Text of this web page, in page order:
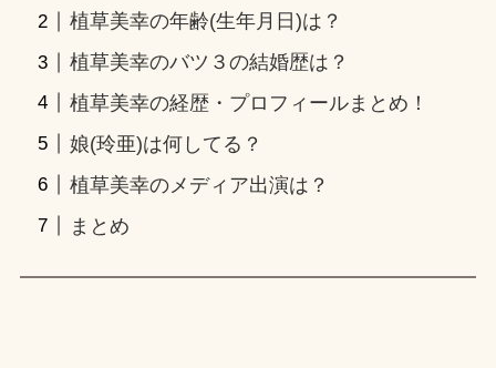
植草美幸の年齢(生年月日)は？
植草美幸のバツ３の結婚歴は？
植草美幸の経歴・プロフィールまとめ！
娘(玲亜)は何してる？
植草美幸のメディア出演は？
まとめ